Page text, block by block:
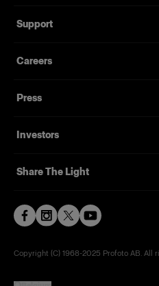
Support
Careers
Press
Investors
Share The Light
Copyright (C) 1968-2025 Profoto AB. All